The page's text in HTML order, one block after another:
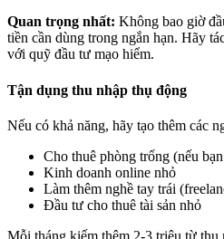
Quan trọng nhất: Không bao giờ
tiền cần dùng trong ngắn hạn. Hãy
với quỹ đầu tư mạo hiểm.
Tận dụng thu nhập thụ động
Nếu có khả năng, hãy tạo thêm các
Cho thuê phòng trống (nếu
Kinh doanh online nhỏ
Làm thêm nghề tay trái
Đầu tư cho thuê tài sản nhỏ
Mỗi tháng kiếm thêm 2-3 triệu từ thu